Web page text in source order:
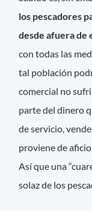
los pescadores
desde afuera de
con todas las
tal población
comercial no
parte del dinero
de servicio,
proviene de
Así que una
solaz de los